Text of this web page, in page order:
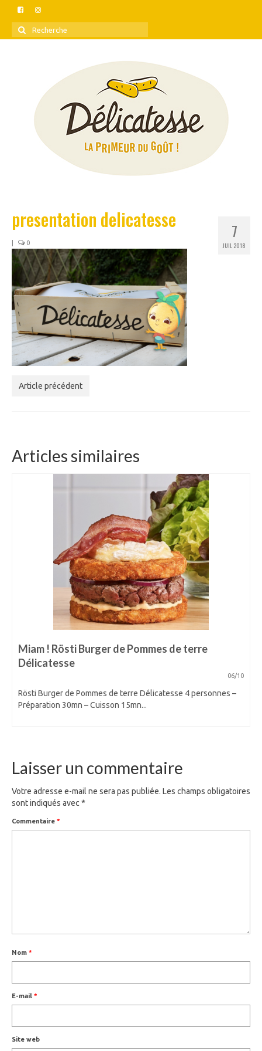
Rechercher
:
7
JUIL 2018
presentation delicatesse
0
Article précédent
Articles similaires
Miam ! Rösti Burger de Pommes de terre
Délicatesse
06/10
Rösti Burger de Pommes de terre Délicatesse 4 personnes –
Préparation 30mn – Cuisson 15mn...
Laisser un commentaire
Votre adresse e-mail ne sera pas publiée. Les champs obligatoires
sont indiqués avec *
Commentaire *
Nom *
E-mail *
Site web